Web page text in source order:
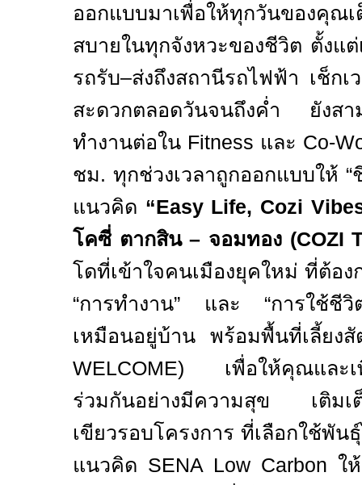
ออกแบบมาเพื่อให้ทุกวันของคุณ
สบายในทุกจังหวะของชีวิต ตั้งแ
รถรับ–ส่งถึงสถานีรถไฟฟ้า เช็ก
สะดวกตลอดวันจนถึงค่ำ ยังสา
ทำงานต่อใน Fitness และ Co-
ชม. ทุกช่วงเวลาถูกออกแบบให้ “
แนวคิด “Easy Life, Cozi
โคซี่ ตากสิน – จอมทอง (COZI
โดที่เข้าใจคนเมืองยุคใหม่ ที่ต้อ
“การทำงาน” และ “การใช้ชี
เหมือนอยู่บ้าน พร้อมพื้นที่เลี้ยง
WELCOME) เพื่อให้คุณและเ
ร่วมกันอย่างมีความสุข
เติม
เขียวรอบโครงการ ที่เลือกใช้พั
แนวคิด SENA Low Carbon ใ